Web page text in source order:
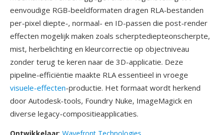
eenvoudige RGB-beeldformaten dragen RLA-bestanden
per-pixel diepte-, normaal- en ID-passen die post-render
effecten mogelijk maken zoals scherptediepteonscherpte,
mist, herbelichting en kleurcorrectie op objectniveau
zonder terug te keren naar de 3D-applicatie. Deze
pipeline-efficiëntie maakte RLA essentieel in vroege
visuele-effecten-productie. Het formaat wordt herkend
door Autodesk-tools, Foundry Nuke, ImageMagick en
diverse legacy-compositieapplicaties.